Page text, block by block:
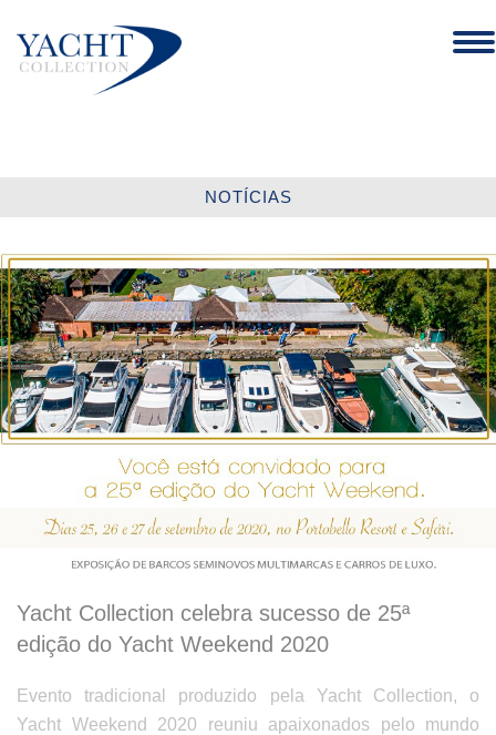
NOTÍCIAS
Yacht Collection celebra sucesso de 25ª
edição do Yacht Weekend 2020
Evento tradicional produzido pela Yacht Collection, o
Yacht Weekend 2020 reuniu apaixonados pelo mundo